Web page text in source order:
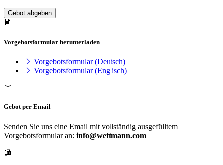
Gebot abgeben
Vorgebotsformular herunterladen
Vorgebotsformular (Deutsch)
Vorgebotsformular (Englisch)
Gebot per Email
Senden Sie uns eine Email mit vollständig ausgefülltem
Vorgebotsformular an: info@wettmann.com